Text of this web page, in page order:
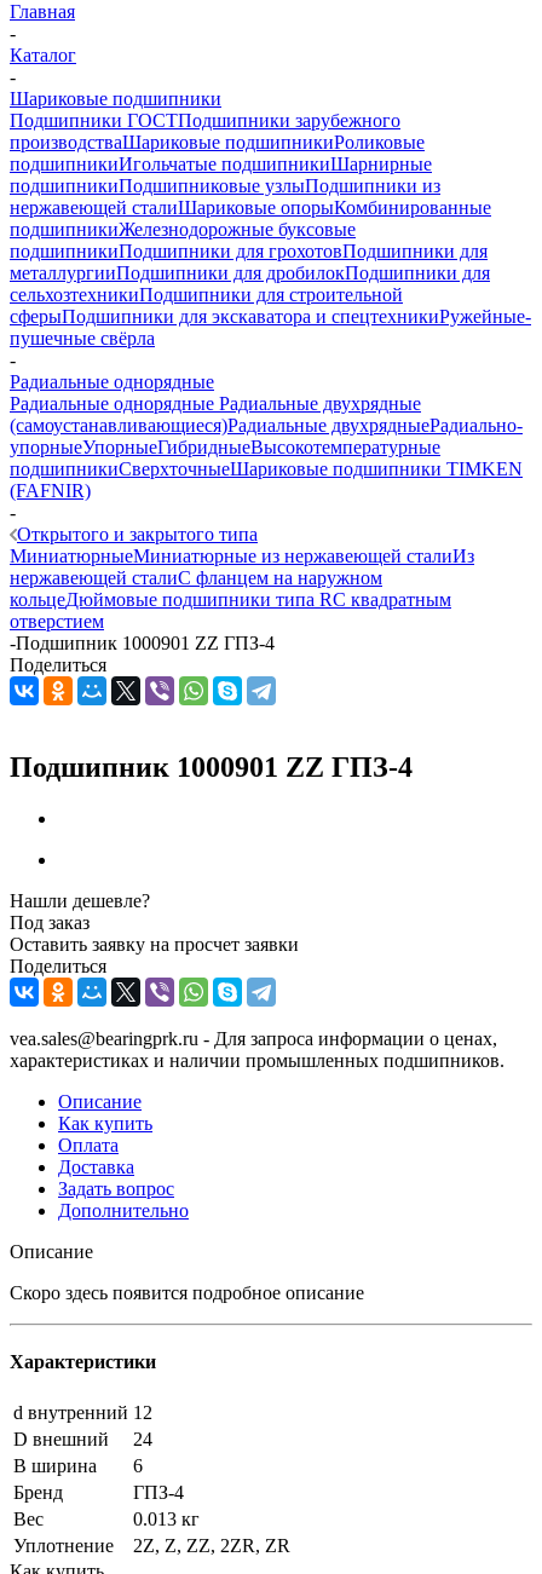
Главная
-
Каталог
-
Шариковые подшипники
Подшипники ГОСТПодшипники зарубежного
производстваШариковые подшипникиРоликовые
подшипникиИгольчатые подшипникиШарнирные
подшипникиПодшипниковые узлыПодшипники из
нержавеющей сталиШариковые опорыКомбинированные
подшипникиЖелезнодорожные буксовые
подшипникиПодшипники для грохотовПодшипники для
металлургииПодшипники для дробилокПодшипники для
сельхозтехникиПодшипники для строительной
сферыПодшипники для экскаватора и спецтехникиРужейные-
пушечные свёрла
-
Радиальные однорядные
Радиальные однорядные Радиальные двухрядные
(самоустанавливающиеся)Радиальные двухрядныеРадиально-
упорныеУпорныеГибридныеВысокотемпературные
подшипникиСверхточныеШариковые подшипники TIMKEN
(FAFNIR)
-
Открытого и закрытого типа
МиниатюрныеМиниатюрные из нержавеющей сталиИз
нержавеющей сталиС фланцем на наружном
кольцеДюймовые подшипники типа RС квадратным
отверстием
-Подшипник 1000901 ZZ ГПЗ-4
Поделиться
Подшипник 1000901 ZZ ГПЗ-4
Нашли дешевле?
Под заказ
Оставить заявку на просчет заявки
Поделиться
vea.sales@bearingprk.ru - Для запроса информации о ценах,
характеристиках и наличии промышленных подшипников.
Описание
Как купить
Оплата
Доставка
Задать вопрос
Дополнительно
Описание
Скоро здесь появится подробное описание
Характеристики
d внутренний 12
D внешний
24
B ширина
6
Бренд
ГПЗ-4
Вес
0.013 кг
Уплотнение
2Z, Z, ZZ, 2ZR, ZR